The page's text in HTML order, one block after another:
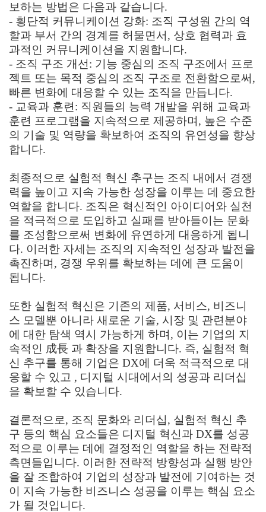
보하는 방법은 다음과 같습니다.
- 횡단적 커뮤니케이션 강화: 조직 구성원 간의 역
할과 부서 간의 경계를 허물면서, 상호 협력과 효
과적인 커뮤니케이션을 지원합니다.
- 조직 구조 개선: 기능 중심의 조직 구조에서 프로
젝트 또는 목적 중심의 조직 구조로 전환함으로써,
빠른 변화에 대응할 수 있는 조직을 만듭니다.
- 교육과 훈련: 직원들의 능력 개발을 위해 교육과
훈련 프로그램을 지속적으로 제공하며, 높은 수준
의 기술 및 역량을 확보하여 조직의 유연성을 향상
합니다.
최종적으로 실험적 혁신 추구는 조직 내에서 경쟁
력을 높이고 지속 가능한 성장을 이루는 데 중요한
역할을 합니다. 조직은 혁신적인 아이디어와 실천
을 적극적으로 도입하고 실패를 받아들이는 문화
를 조성함으로써 변화에 유연하게 대응하게 됩니
다. 이러한 자세는 조직의 지속적인 성장과 발전을
촉진하며, 경쟁 우위를 확보하는 데에 큰 도움이
됩니다.
또한 실험적 혁신은 기존의 제품, 서비스, 비즈니
스 모델뿐 아니라 새로운 기술, 시장 및 관련분야
에 대한 탐색 역시 가능하게 하며, 이는 기업의 지
속적인 成長 과 확장을 지원합니다. 즉, 실험적 혁
신 추구를 통해 기업은 DX에 더욱 적극적으로 대
응할 수 있고 , 디지털 시대에서의 성공과 리더십
을 확보할 수 있습니다.
결론적으로, 조직 문화와 리더십, 실험적 혁신 추
구 등의 핵심 요소들은 디지털 혁신과 DX를 성공
적으로 이루는 데에 결정적인 역할을 하는 전략적
측면들입니다. 이러한 전략적 방향성과 실행 방안
을 잘 조합하여 기업의 성장과 발전에 기여하는 것
이 지속 가능한 비즈니스 성공을 이루는 핵심 요소
가 될 것입니다.